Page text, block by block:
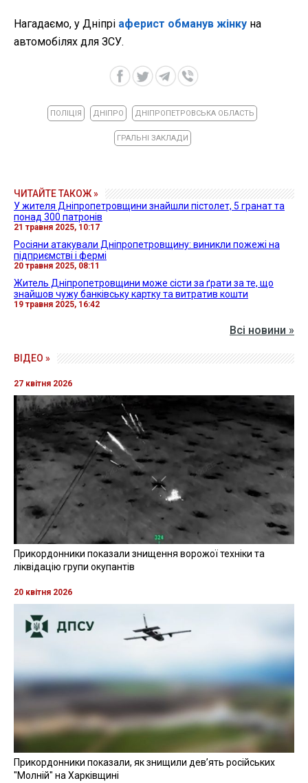
Нагадаємо, у Дніпрі аферист обманув жінку на
автомобілях для ЗСУ.
ПОЛІЦІЯ ДНІПРО ДНІПРОПЕТРОВСЬКА ОБЛАСТЬ
ГРАЛЬНІ ЗАКЛАДИ
ЧИТАЙТЕ ТАКОЖ »
У жителя Дніпропетровщини знайшли пістолет, 5 гранат та
понад 300 патронів
21 травня 2025, 10:17
Росіяни атакували Дніпропетровщину: виникли пожежі на
підприємстві і фермі
20 травня 2025, 08:11
Житель Дніпропетровщини може сісти за ґрати за те, що
знайшов чужу банківську картку та витратив кошти
19 травня 2025, 16:42
Всі новини »
ВІДЕО »
27 квітня 2026
Прикордонники показали знищення ворожої техніки та
ліквідацію групи окупантів
20 квітня 2026
Прикордонники показали, як знищили девʼять російських
"Молній" на Харківщині